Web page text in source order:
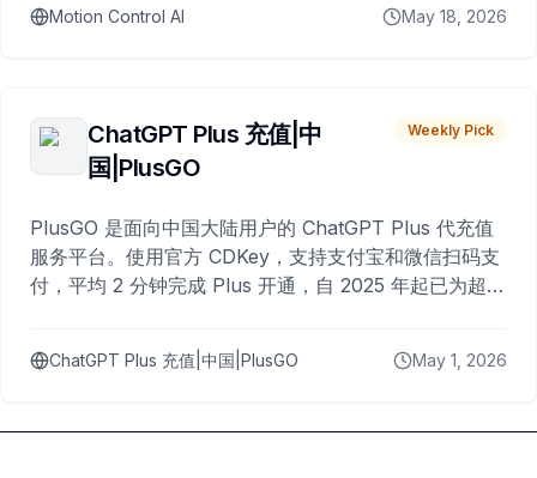
Motion Control AI May 18, 2026
ChatGPT Plus 充值|中
国|PlusGO
Weekly Pick
PlusGO 是面向中国大陆用户的 ChatGPT Plus 代充值
服务平台。使用官方 CDKey，支持支付宝和微信扫码支
付，平均 2 分钟完成 Plus 开通，自 2025 年起已为超过
ChatGPT Plus 充值|中国|PlusGO May 1, 2026